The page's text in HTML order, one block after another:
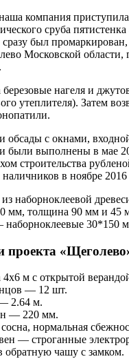
компания
сруба
был промаркирован,
Московской области,
нагеля и
утеплителя). Затем
обсады с окнами,
были выполнены в мае
строительства
в ноябре 2016
наборноклеевой
мм, толщина 90 мм и 45
30*150
проекта
4х6 м с открытой
— 12 шт.
2.64 м.
— 220 мм.
нормальная
— строганные
чашу с замком.